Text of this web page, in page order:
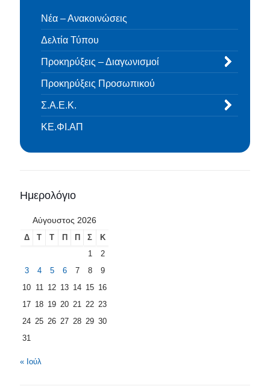
Νέα – Ανακοινώσεις
Δελτία Τύπου
Προκηρύξεις – Διαγωνισμοί
Προκηρύξεις Προσωπικού
Σ.Α.Ε.Κ.
ΚΕ.ΦΙ.ΑΠ
Ημερολόγιο
Αύγουστος 2026
Δ Τ Τ Π Π Σ
Κ
1
2
3
4 5 6 7 8
9
10 11 12 13 14 15 16
17 18 19 20 21 22 23
24 25 26 27 28 29 30
31
« Ιούλ